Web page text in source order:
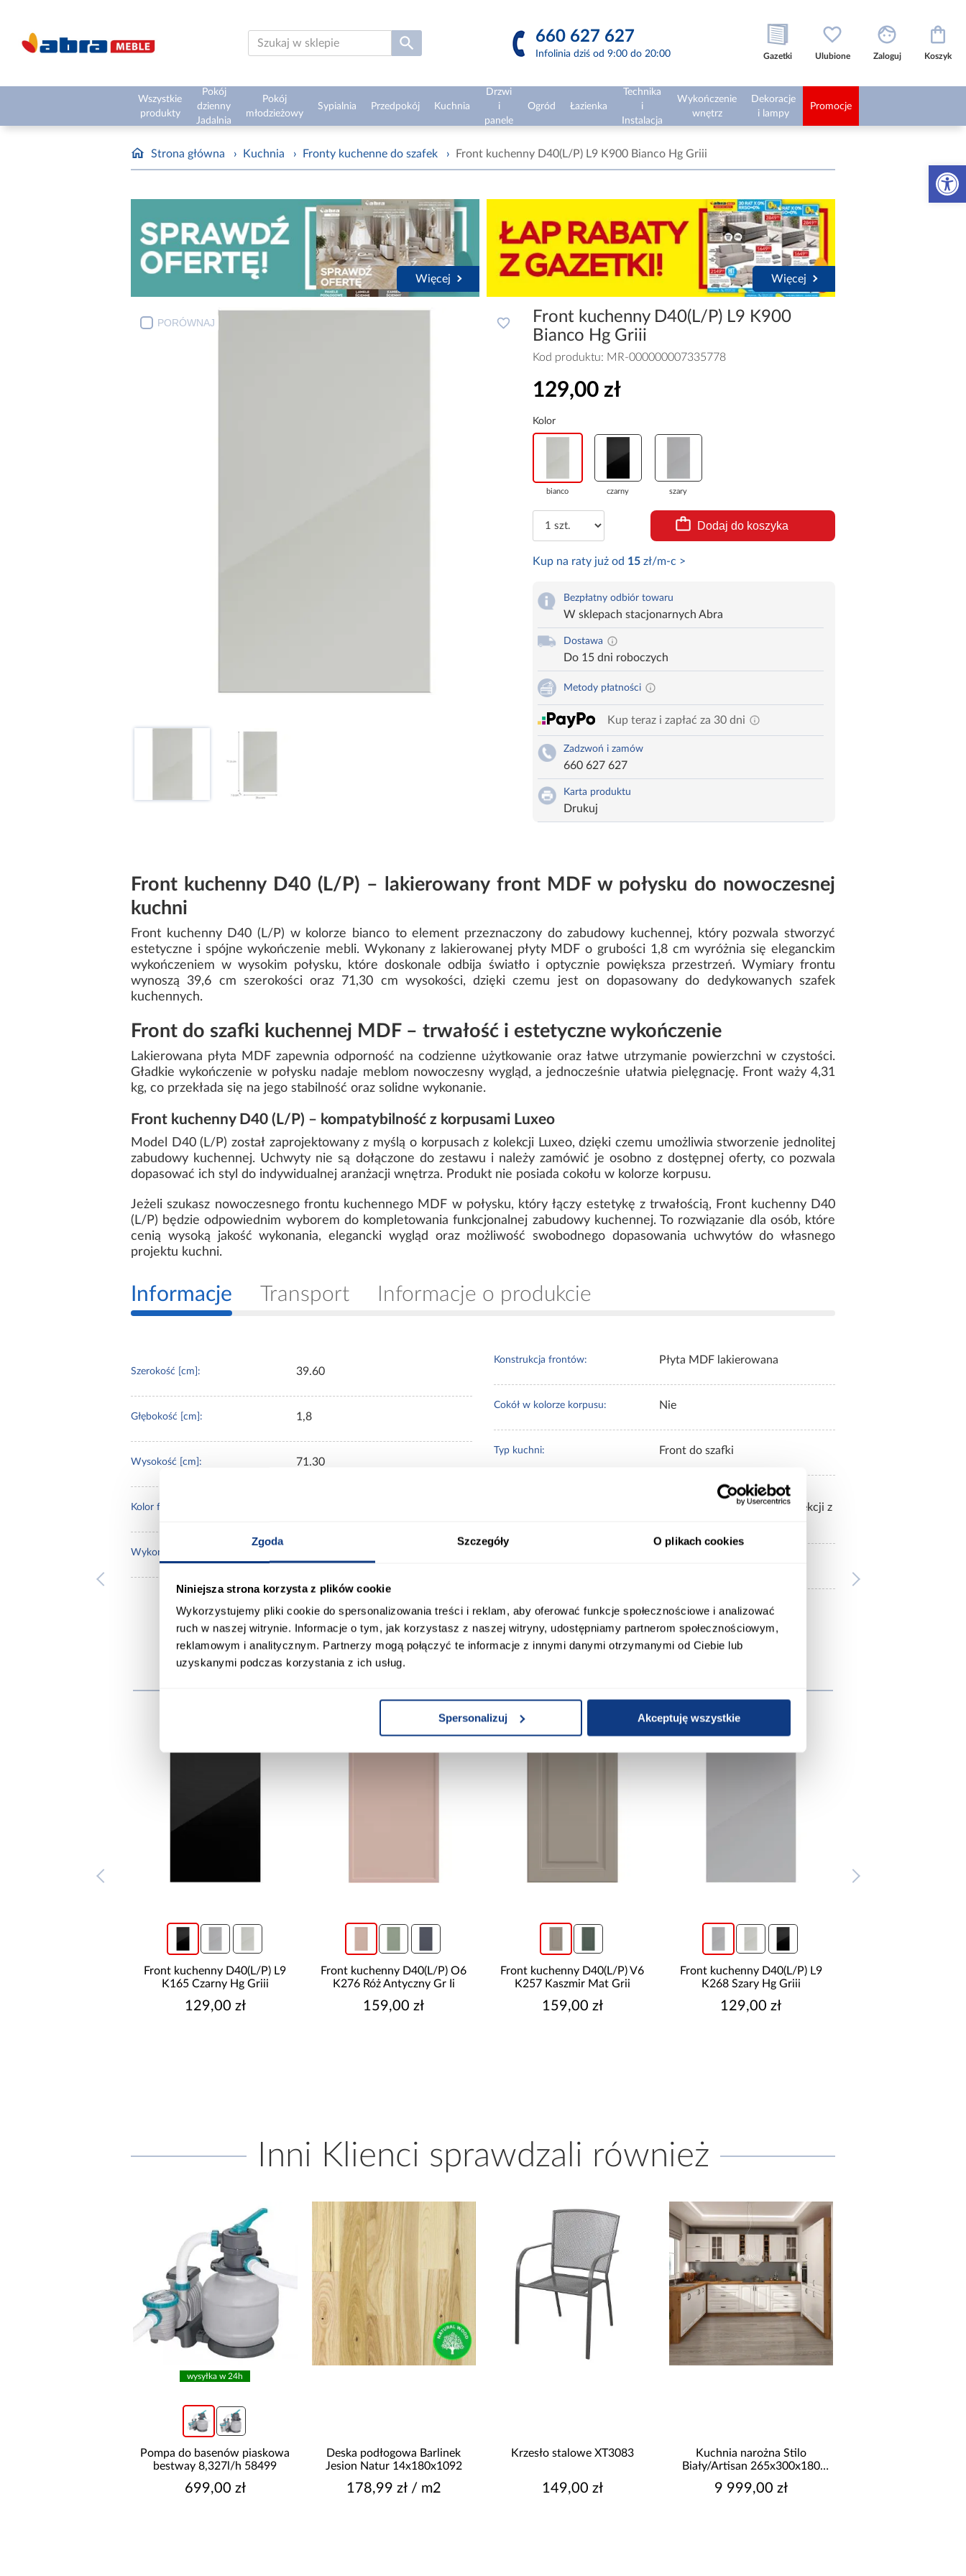
Zgoda Szczegóły O plikach cookies
Niniejsza strona korzysta z plików cookie
Wykorzystujemy pliki cookie do spersonalizowania treści i reklam, aby oferować funkcje społecznościowe i analizować
ruch w naszej witrynie. Informacje o tym, jak korzystasz z naszej witryny, udostępniamy partnerom społecznościowym,
reklamowym i analitycznym. Partnerzy mogą połączyć te informacje z innymi danymi otrzymanymi od Ciebie lub
uzyskanymi podczas korzystania z ich usług.
Spersonalizuj Akceptuję wszystkie
Otwórz
660 627 627
Infolinia dziś od 9:00 do 20:00 Gazetki Ulubione Zaloguj Koszyk
Wszystkie
produkty
Pokój
dzienny
Jadalnia
Pokój
młodzieżowy
Sypialnia Przedpokój Kuchnia
Drzwi
i
panele
Ogród Łazienka
Technika
i
Instalacja
Wykończenie
wnętrz
Dekoracje
i lampy
Promocje
Strona główna › Kuchnia › Fronty kuchenne do szafek › Front kuchenny D40(L/P) L9 K900 Bianco Hg Griii
Więcej Więcej
PORÓWNAJ
Front kuchenny D40(L/P) L9 K900
Bianco Hg Griii
Kod produktu: MR-000000007335778
129,00 zł
Kolor
bianco czarny szary
Dodaj do koszyka
Kup na raty już od 15zł/m-c >
Bezpłatny odbiór towaru
W sklepach stacjonarnych Abra
Dostawa
Do 15 dni roboczych
Metody płatności
Kup teraz i zapłać za 30 dni
Zadzwoń i zamów
660 627 627
Karta produktu
Drukuj
Front kuchenny D40 (L/P) – lakierowany front MDF w połysku do nowoczesnej
kuchni
Front kuchenny D40 (L/P) w kolorze bianco to element przeznaczony do zabudowy kuchennej, który pozwala stworzyć
estetyczne i spójne wykończenie mebli. Wykonany z lakierowanej płyty MDF o grubości 1,8 cm wyróżnia się eleganckim
wykończeniem w wysokim połysku, które doskonale odbija światło i optycznie powiększa przestrzeń. Wymiary frontu
wynoszą 39,6 cm szerokości oraz 71,30 cm wysokości, dzięki czemu jest on dopasowany do dedykowanych szafek
kuchennych.
Front do szafki kuchennej MDF – trwałość i estetyczne wykończenie
Lakierowana płyta MDF zapewnia odporność na codzienne użytkowanie oraz łatwe utrzymanie powierzchni w czystości.
Gładkie wykończenie w połysku nadaje meblom nowoczesny wygląd, a jednocześnie ułatwia pielęgnację. Front waży 4,31
kg, co przekłada się na jego stabilność oraz solidne wykonanie.
Front kuchenny D40 (L/P) – kompatybilność z korpusami Luxeo
Model D40 (L/P) został zaprojektowany z myślą o korpusach z kolekcji Luxeo, dzięki czemu umożliwia stworzenie jednolitej
zabudowy kuchennej. Uchwyty nie są dołączone do zestawu i należy zamówić je osobno z dostępnej oferty, co pozwala
dopasować ich styl do indywidualnej aranżacji wnętrza. Produkt nie posiada cokołu w kolorze korpusu.
Jeżeli szukasz nowoczesnego frontu kuchennego MDF w połysku, który łączy estetykę z trwałością, Front kuchenny D40
(L/P) będzie odpowiednim wyborem do kompletowania funkcjonalnej zabudowy kuchennej. To rozwiązanie dla osób, które
cenią wysoką jakość wykonania, elegancki wygląd oraz możliwość swobodnego dopasowania uchwytów do własnego
projektu kuchni.
Informacje Transport Informacje o produkcie
Szerokość [cm]: 39.60
Głębokość [cm]: 1,8
Wysokość [cm]: 71.30
Kolor frontów:
Wykończenie frontów:
Konstrukcja frontów: Płyta MDF lakierowana
Cokół w kolorze korpusu: Nie
Typ kuchni: Front do szafki
uchwyty należy zamówić z dostępnej oferty,
dedykowane do tych frontów są korpusy kolekcji z
Produkty alternatywne
Front kuchenny D40(L/P) O6
K276 Róż Antyczny Gr Ii
159,00 zł
Front kuchenny D40(L/P) V6
K257 Kaszmir Mat Grii
159,00 zł
Front kuchenny D40(L/P) L9
K268 Szary Hg Griii
129,00 zł
Front kuchenny D40(L/P) O6
K-279 Oliwka Grii
159,00 zł
Inni Klienci sprawdzali również
wysyłka w 24h
Pompa do basenów piaskowa
bestway 8,327l/h 58499
699,00 zł
Deska podłogowa Barlinek
Jesion Natur 14x180x1092
178,99 zł / m2
Krzesło stalowe XT3083
149,00 zł
Kuchnia narożna Stilo
Biały/Artisan 265x300x180
9 999,00 zł